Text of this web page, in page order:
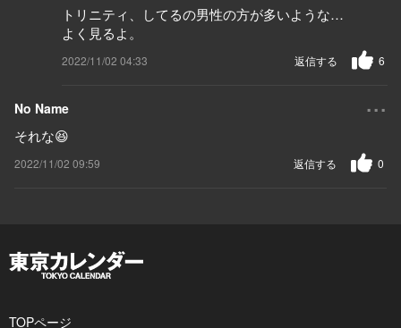
トリニティ、してるの男性の方が多いような…
よく見るよ。
2022/11/02 04:33 6
返信する
No Name ...
それな😆
2022/11/02 09:59 0
返信する
TOPページ